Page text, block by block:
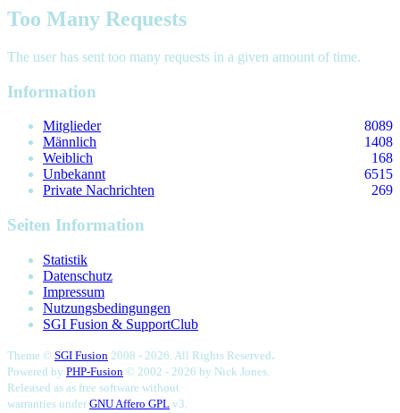
Too Many Requests
The user has sent too many requests in a given amount of time.
Information
Mitglieder
8089
Männlich
1408
Weiblich
168
Unbekannt
6515
Private Nachrichten
269
Seiten Information
Statistik
Datenschutz
Impressum
Nutzungsbedingungen
SGI Fusion & SupportClub
Theme © SGI Fusion 2008 - 2026. All Rights Reserved.
Powered by PHP-Fusion © 2002 - 2026 by Nick Jones.
Released as as free software without
warranties under GNU Affero GPL v3.